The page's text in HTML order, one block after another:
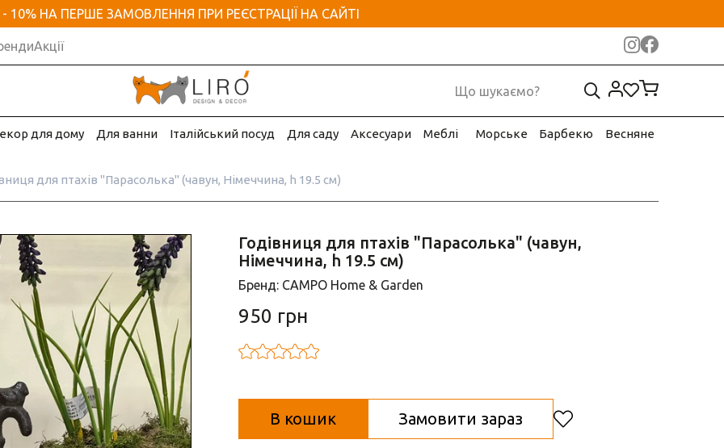
- 10% НА ПЕРШЕ ЗАМОВЛЕННЯ ПРИ РЕЄСТРАЦІЇ НА САЙТІ
Акції
для дому Для ванни Італійський посуд Для саду Аксесуари Меблі Морське Барбекю Весняне
для птахів "Парасолька" (чавун, Німеччина, h 19.5 см)
Годівниця для птахів "Парасолька" (чавун,
Німеччина, h 19.5 см)
Бренд: CAMPO Home & Garden
950 грн
В кошик Замовити зараз